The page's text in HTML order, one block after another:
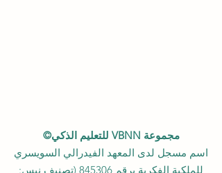
مجموعة VBNN للتعليم الذكي©
اسم مسجل لدى المعهد الفيدرالي السويسري
للملكية الفكرية برقم 845306 (تصنيف نيس: